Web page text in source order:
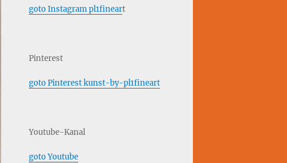
goto Instagram pl1fineart
Pinterest
goto Pinterest kunst-by-pl1fineart
Youtube-Kanal
goto Youtube